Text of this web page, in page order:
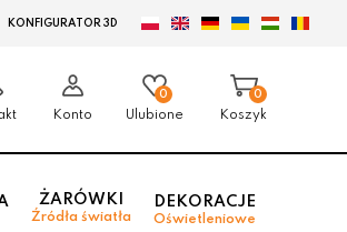
KONFIGURATOR 3D
Konto
0
Ulubione
0
Koszyk
ŻARÓWKI
Źródła światła
DEKORACJE
Oświetleniowe